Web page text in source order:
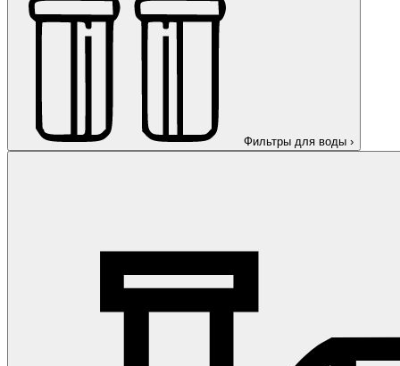
Фильтры для воды ›